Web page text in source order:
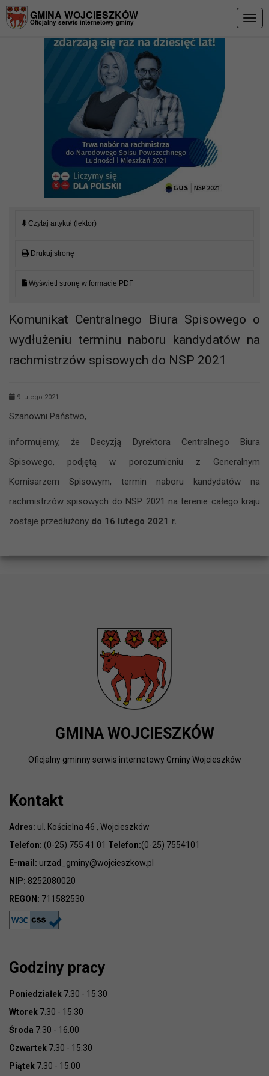
GMINA WOJCIESZKÓW
Oficjalny serwis internetowy gminy
Czytaj artykuł (lektor)
Drukuj stronę
Wyświetl stronę w formacie PDF
Komunikat Centralnego Biura Spisowego o
wydłużeniu terminu naboru kandydatów na
rachmistrzów spisowych do NSP 2021
9 lutego 2021
Szanowni Państwo,
informujemy, że Decyzją Dyrektora Centralnego Biura
Spisowego, podjętą w porozumieniu z Generalnym
Komisarzem Spisowym, termin naboru kandydatów na
rachmistrzów spisowych do NSP 2021 na terenie całego kraju
zostaje przedłużony do 16 lutego 2021 r.
GMINA WOJCIESZKÓW
Oficjalny gminny serwis internetowy Gminy Wojcieszków
Kontakt
Adres: ul. Kościelna 46 , Wojcieszków
Telefon: (0-25) 755 41 01 Telefon:(0-25) 7554101
E-mail: urzad_gminy@wojcieszkow.pl
NIP: 8252080020
REGON: 711582530
Godziny pracy
Poniedziałek 7.30 - 15.30
Wtorek 7.30 - 15.30
Środa 7.30 - 16.00
Czwartek 7.30 - 15.30
Piątek 7.30 - 15.00